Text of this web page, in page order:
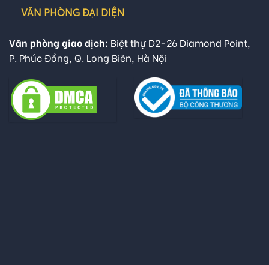
VĂN PHÒNG ĐẠI DIỆN
Văn phòng giao dịch: Biệt thự D2-26 Diamond Point,
P. Phúc Đồng, Q. Long Biên, Hà Nội